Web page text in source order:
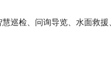
巡检、问询导览、水面救援